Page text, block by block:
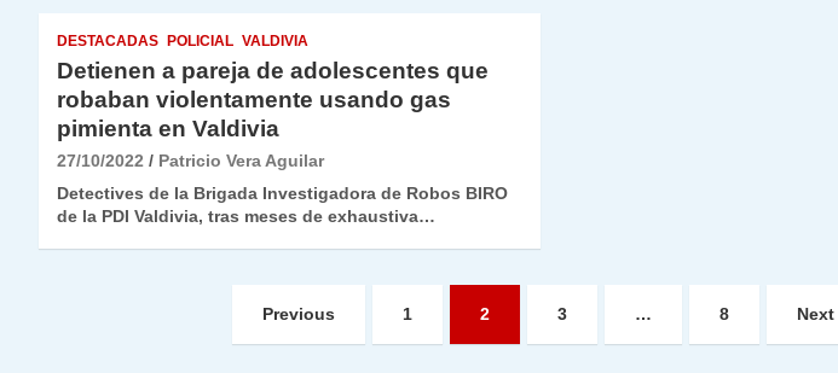
DESTACADAS POLICIAL VALDIVIA
Detienen a pareja de adolescentes que
robaban violentamente usando gas
pimienta en Valdivia
27/10/2022
Patricio Vera Aguilar
Detectives de la Brigada Investigadora de Robos BIRO
de la PDI Valdivia, tras meses de exhaustiva…
Previous 1 2 3 … 8 Next